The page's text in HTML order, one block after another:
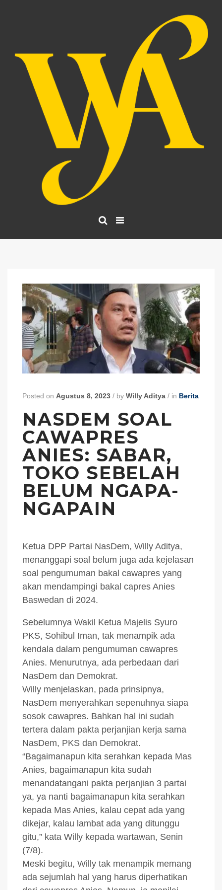
Posted on Agustus 8, 2023 / by Willy Aditya / in Berita
NASDEM SOAL
CAWAPRES
ANIES: SABAR,
TOKO SEBELAH
BELUM NGAPA-
NGAPAIN
Ketua DPP Partai NasDem, Willy Aditya,
menanggapi soal belum juga ada kejelasan
soal pengumuman bakal cawapres yang
akan mendampingi bakal capres Anies
Baswedan di 2024.
Sebelumnya Wakil Ketua Majelis Syuro
PKS, Sohibul Iman, tak menampik ada
kendala dalam pengumuman cawapres
Anies. Menurutnya, ada perbedaan dari
NasDem dan Demokrat.
Willy menjelaskan, pada prinsipnya,
NasDem menyerahkan sepenuhnya siapa
sosok cawapres. Bahkan hal ini sudah
tertera dalam pakta perjanjian kerja sama
NasDem, PKS dan Demokrat.
“Bagaimanapun kita serahkan kepada Mas
Anies, bagaimanapun kita sudah
menandatangani pakta perjanjian 3 partai
ya, ya nanti bagaimanapun kita serahkan
kepada Mas Anies, kalau cepat ada yang
dikejar, kalau lambat ada yang ditunggu
gitu,” kata Willy kepada wartawan, Senin
(7/8).
Meski begitu, Willy tak menampik memang
ada sejumlah hal yang harus diperhatikan